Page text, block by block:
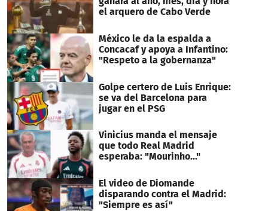
el arquero de Cabo Verde
México le da la espalda a
Concacaf y apoya a Infantino:
"Respeto a la gobernanza"
Golpe certero de Luis Enrique:
se va del Barcelona para
jugar en el PSG
Vinicius manda el mensaje
que todo Real Madrid
esperaba: "Mourinho..."
El video de Diomande
disparando contra el Madrid:
"Siempre es así"